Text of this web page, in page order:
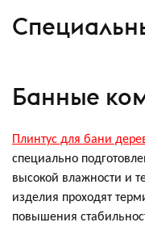
Банные
Плинтус для бани
специально
высокой влажности и
изделия проходят
повышения